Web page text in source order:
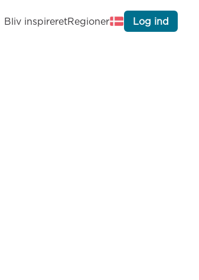
Bliv inspireretRegioner Log ind